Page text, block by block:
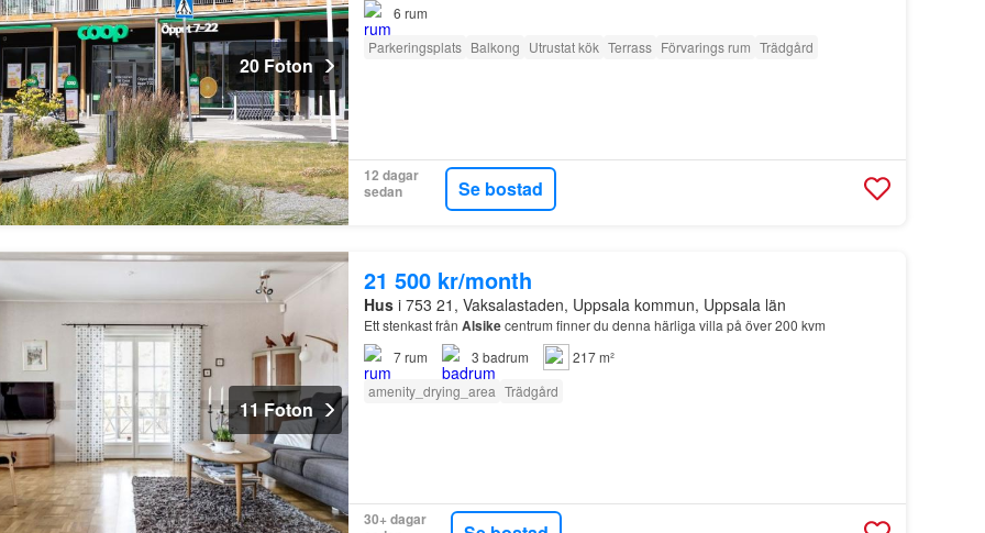
20 Foton
6 rum
Parkeringsplats Balkong Utrustat kök Terrass Förvarings rum Trädgård
12 dagar
sedan
Se bostad
11 Foton
21 500 kr/month
Husi 753 21, Vaksalastaden, Uppsala kommun, Uppsala län
Ett stenkast från Alsikecentrum finner du denna härliga villa på över 200 kvm
7rum 3 badrum
217 m²
amenity_drying_area Trädgård
30+ dagar